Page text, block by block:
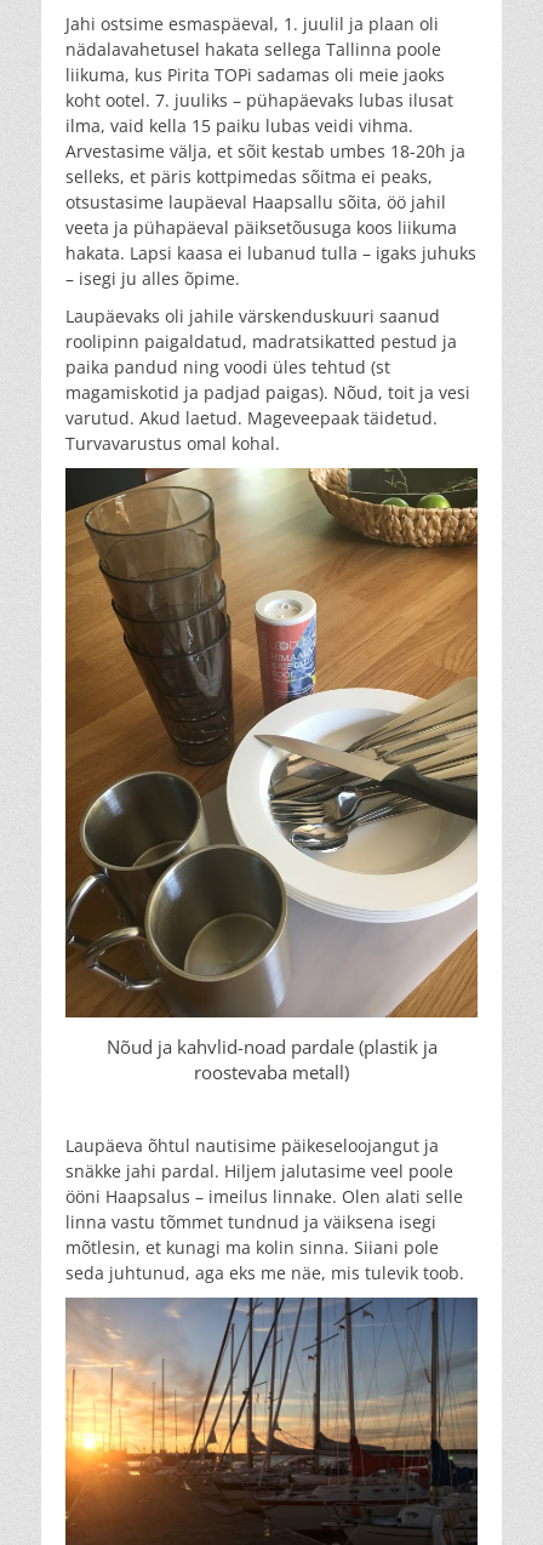
Jahi ostsime esmaspäeval, 1. juulil ja plaan oli
nädalavahetusel hakata sellega Tallinna poole
liikuma, kus Pirita TOPi sadamas oli meie jaoks
koht ootel. 7. juuliks – pühapäevaks lubas ilusat
ilma, vaid kella 15 paiku lubas veidi vihma.
Arvestasime välja, et sõit kestab umbes 18-20h ja
selleks, et päris kottpimedas sõitma ei peaks,
otsustasime laupäeval Haapsallu sõita, öö jahil
veeta ja pühapäeval päiksetõusuga koos liikuma
hakata. Lapsi kaasa ei lubanud tulla – igaks juhuks
– isegi ju alles õpime.
Laupäevaks oli jahile värskenduskuuri saanud
roolipinn paigaldatud, madratsikatted pestud ja
paika pandud ning voodi üles tehtud (st
magamiskotid ja padjad paigas). Nõud, toit ja vesi
varutud. Akud laetud. Mageveepaak täidetud.
Turvavarustus omal kohal.
Nõud ja kahvlid-noad pardale (plastik ja
roostevaba metall)
Laupäeva õhtul nautisime päikeseloojangut ja
snäkke jahi pardal. Hiljem jalutasime veel poole
ööni Haapsalus – imeilus linnake. Olen alati selle
linna vastu tõmmet tundnud ja väiksena isegi
mõtlesin, et kunagi ma kolin sinna. Siiani pole
seda juhtunud, aga eks me näe, mis tulevik toob.